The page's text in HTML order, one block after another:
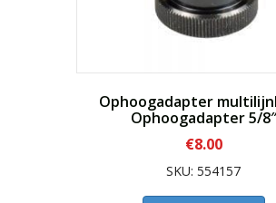
Ophoogadapter
Ophoogadapter 5/8″
€8.00
SKU: 554157